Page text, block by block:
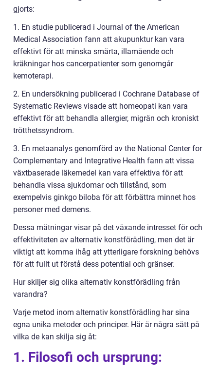
gjorts:
1. En studie publicerad i Journal of the American
Medical Association fann att akupunktur kan vara
effektivt för att minska smärta, illamående och
kräkningar hos cancerpatienter som genomgår
kemoterapi.
2. En undersökning publicerad i Cochrane Database of
Systematic Reviews visade att homeopati kan vara
effektivt för att behandla allergier, migrän och kroniskt
trötthetssyndrom.
3. En metaanalys genomförd av the National Center for
Complementary and Integrative Health fann att vissa
växtbaserade läkemedel kan vara effektiva för att
behandla vissa sjukdomar och tillstånd, som
exempelvis ginkgo biloba för att förbättra minnet hos
personer med demens.
Dessa mätningar visar på det växande intresset för och
effektiviteten av alternativ konstförädling, men det är
viktigt att komma ihåg att ytterligare forskning behövs
för att fullt ut förstå dess potential och gränser.
Hur skiljer sig olika alternativ konstförädling från
varandra?
Varje metod inom alternativ konstförädling har sina
egna unika metoder och principer. Här är några sätt på
vilka de kan skilja sig åt:
1. Filosofi och ursprung: